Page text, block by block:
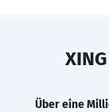
Über eine